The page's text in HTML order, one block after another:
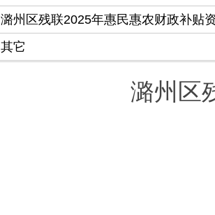
潞州区残联2025年惠民惠农财政补贴
其它
潞州区